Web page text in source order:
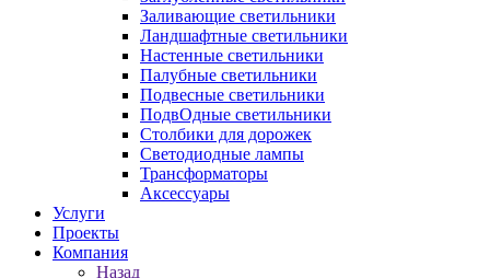
Заливающие светильники
Ландшафтные светильники
Настенные светильники
Палубные светильники
Подвесные светильники
ПодвОдные светильники
Столбики для дорожек
Светодиодные лампы
Трансформаторы
Аксессуары
Услуги
Проекты
Компания
Назад